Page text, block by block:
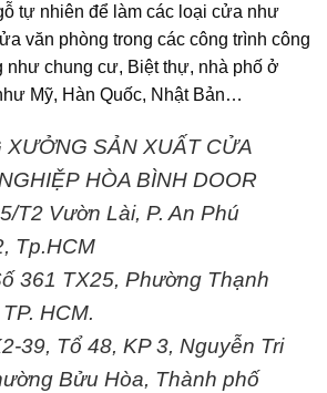
tự nhiên để làm các loại cửa như
văn phòng trong các công trình công
như chung cư, Biệt thự, nhà phố ở
Mỹ, Hàn Quốc, Nhật Bản…
XƯỞNG SẢN XUẤT CỬA
HÒA BÌNH DOOR
T2 Vườn Lài, P. An Phú
Tp.HCM
361 TX25, Phường Thạnh
HCM.
39, Tổ 48, KP 3, Nguyễn Tri
Bửu Hòa, Thành phố